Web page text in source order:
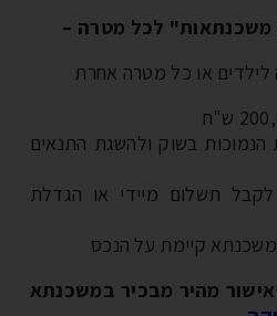
לכל מטרה –
או כל מטרה אחרת
בשוק ולהשגת התנאים
תשלום מיידי או הגדלת
קיימת על הנכס
מהיר מבכיר במשכנתא